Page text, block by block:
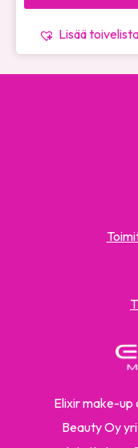
Lisää
Elixir make-up
Beauty Oy